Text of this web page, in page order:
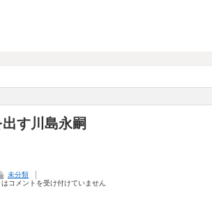
す川島永嗣
未分類
コメントを受け付けていません